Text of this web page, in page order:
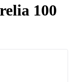
100